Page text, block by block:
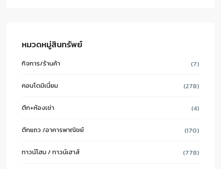
หมวดหมู่สินทรัพย์
กิจการ/ร้านค้า (7)
คอนโดมิเนี่ยม (278)
ตึก+ห้องเช่า (4)
ตึกแถว /อาคารพาณิชย์ (170)
ทาวน์โฮม / ทาวน์เฮาส์ (778)